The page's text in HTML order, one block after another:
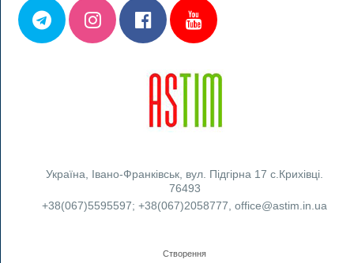
Україна Івано-Франківськ вул. Підгірна 17 с.Крихівці.
76493
+38(067)5595597;+38(067)2058777 ,office@astim.in.ua
Створення